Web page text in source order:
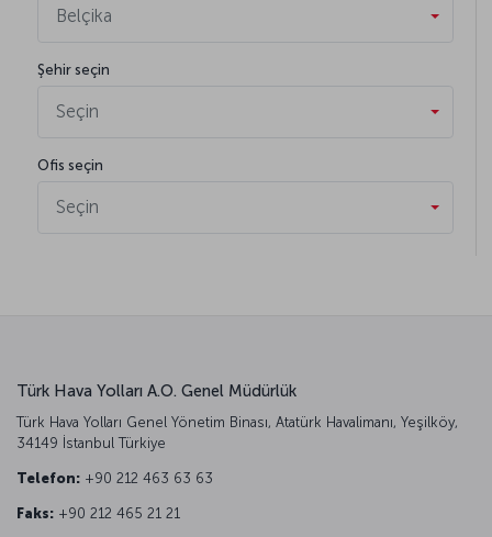
Belçika
Şehir seçin
Seçin
Ofis seçin
Seçin
Türk Hava Yolları A.O. Genel Müdürlük
Türk Hava Yolları Genel Yönetim Binası, Atatürk Havalimanı, Yeşilköy,
34149 İstanbul Türkiye
Telefon: +90 212 463 63 63
Faks: +90 212 465 21 21